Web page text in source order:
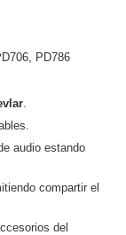
PD786
audio estando
compartir el
del